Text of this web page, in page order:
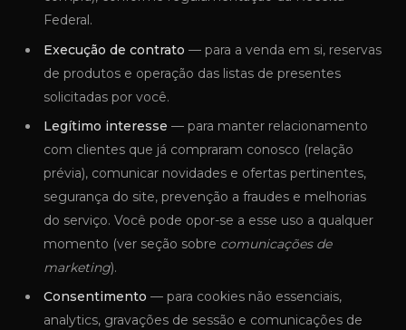
Federal.
Execução de contrato — para a venda em si, reservas
de produtos e operação das listas de presentes
solicitadas por você.
Legítimo interesse — para manter relacionamento
com clientes que já compraram conosco (relação
prévia), comunicar novidades e ofertas pertinentes,
segurança do site, prevenção a fraudes e melhorias
do serviço. Você pode opor-se a esse uso a qualquer
momento (ver seção sobre comunicações de
marketing).
Consentimento — para cookies não essenciais,
analytics, gravações de sessão e comunicações de